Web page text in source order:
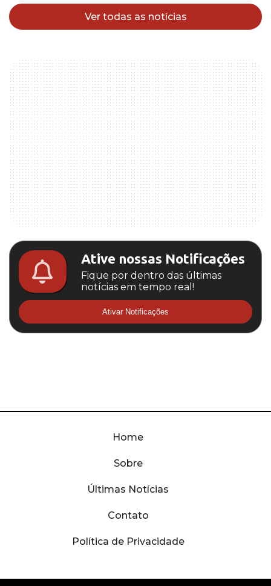
Ver todas as notícias
Ative nossas Notificações
Fique por dentro das últimas
notícias em tempo real!
Ativar Notificações
Home
Sobre
Últimas Notícias
Contato
Política de Privacidade